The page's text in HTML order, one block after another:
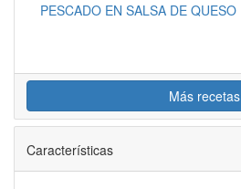
PESCADO EN SALSA DE QUESO
Más recetas
Características